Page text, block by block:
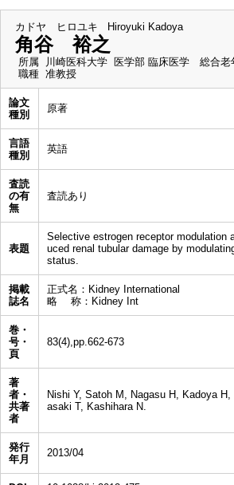
カドヤ ヒロユキ Hiroyuki Kadoya
角谷 裕之
所属
川崎医科大学 医学部 臨床医学 総合老
職種 准教授
論文
種別
原著
言語
種別
英語
査読
の有
無
査読あり
表題
Selective estrogen receptor modulation
uced renal tubular damage by
status.
掲載
誌名
正式名：Kidney International
略 称：Kidney Int
巻・
号・
頁
83(4),pp.662-673
著
者・
共著
者
Nishi Y, Satoh M, Nagasu H, Kadoya
asaki T, Kashihara N.
発行
年月
2013/04